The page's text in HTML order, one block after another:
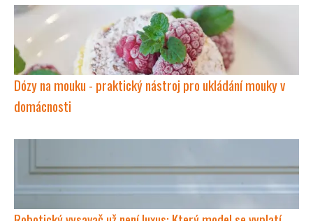
Dózy na mouku - praktický nástroj pro ukládání mouky v
domácnosti